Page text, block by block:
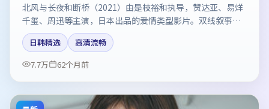
北风与长夜和断桥（2021）由是枝裕和执导，赞达亚、易烊
千玺、周迅等主演，日本出品的爱情类型影片。双线叙事把
悬念保持到最后一刻。剧情简介与主创信息可供检索参考，
上映日期以片方资料为准。
日韩精选
高清流畅
7.7万
62个月前